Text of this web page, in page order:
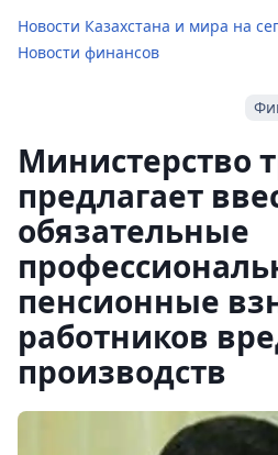
Новости Казахстана и мира на
Новости финансов
Министерство
предлагает
обязательные
пенсионные
работников
производств